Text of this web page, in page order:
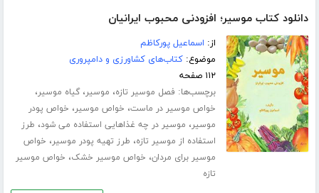
دانلود کتاب موسیر؛ افزودنی محبوب ایرانیان
از: اسماعیل پورکاظم
موضوع:کتاب‌های کشاورزی و دامپروری
۱۱۲ صفحه
برچسب‌ها: فصل موسیر تازه، موسیر،گیاه موسیر،
خواص موسیر در ماست، خواص موسیر، خواص پودر
موسیر، موسیر در چه غذاهایی استفاده می شود، طرز
استفاده از موسیر تازه، طرز تهیه پودر موسیر، خواص
موسیر برای مردان، خواص موسیر خشک، خواص موسیر
تازه